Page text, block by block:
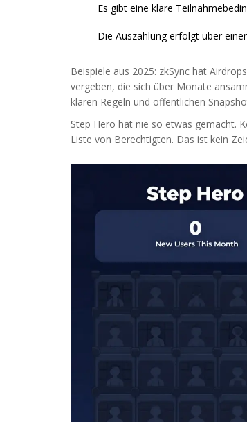
Es gibt eine klare
Die Auszahlung erfolgt über
Beispiele aus 2025: zkSync hat
vergeben, die sich über Monate
klaren Regeln und öffentlichen
Step Hero hat nie so etwas gemacht.
Liste von Berechtigten. Das ist kein